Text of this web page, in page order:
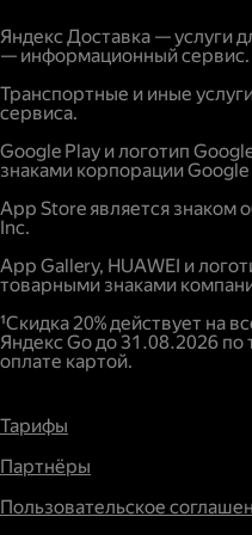
Расстояние;
Наличие
Повышенный спрос.
Яндекс Доставка — услуги
— информационный сервис.
Транспортные и иные
сервиса.
Google Play и логотип
знаками корпорации Google
App Store является знаком
Inc.
App Gallery, HUAWEI и
товарными знаками
¹Скидка 20% действует на
Яндекс Go до 31.08.2026
оплате картой.
Тарифы
Партнёры
Пользовательское